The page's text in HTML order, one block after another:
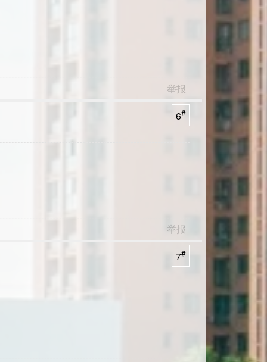
举报
6#
举报
7#